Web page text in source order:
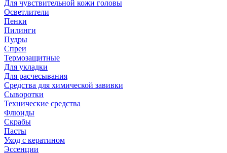
Для чувствительной кожи головы
Осветлители
Пенки
Пилинги
Пудры
Спреи
Термозащитные
Для укладки
Для расчесывания
Средства для химической завивки
Сыворотки
Технические средства
Флюиды
Скрабы
Пасты
Уход с кератином
Эссенции